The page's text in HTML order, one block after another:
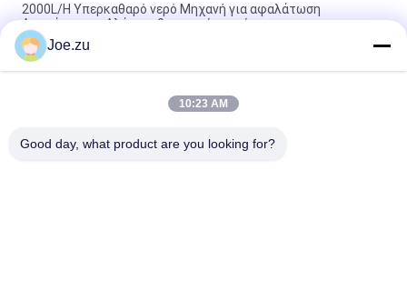
2000L/H Υπερκαθαρό νερό Μηχανή για αφαλάτωση
Απομάκρυνση Αλάτι καθαρισμού νερού
Σύστημα επεξεργασίας καθαρού νερού EDI για τη
φαρμακευτική βιομηχανία
Μηχανή βιομηχανικού φίλτρου νερού 1500l/h αντίστροφη
Joe.zu
10:23 AM
Good day, what product are you looking for?